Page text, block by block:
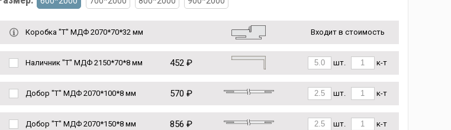
Коробка "Т" МДФ 2070*70*32 мм Входит в стоимость
Наличник "Т" МДФ 2150*70*8 мм 452 ₽ шт. к-т
Добор "Т" МДФ 2070*100*8 мм 570 ₽ шт. к-т
Добор "Т" МДФ 2070*150*8 мм 856 ₽ шт. к-т